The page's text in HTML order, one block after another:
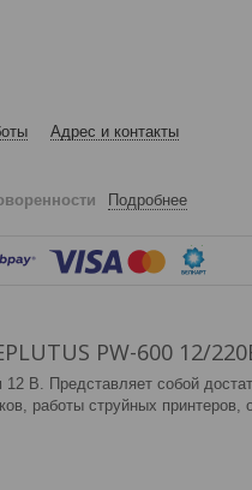
Адрес и контакты
Подробнее
PW-600 12/
В. Представляет собой
работы струйных принтеров,